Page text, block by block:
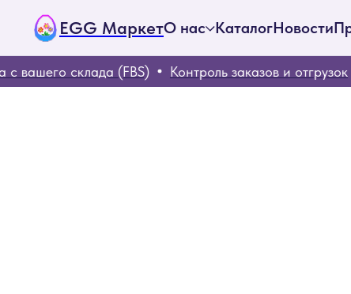
EGG МаркетО нас КаталогНовости
вашего склада (FBS) Контроль заказов и отгрузок